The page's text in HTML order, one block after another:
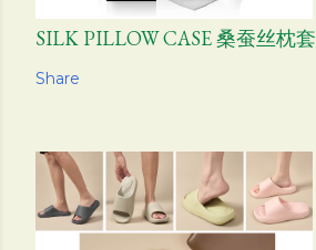
SILK PILLOW CASE 桑蚕丝枕套
Share